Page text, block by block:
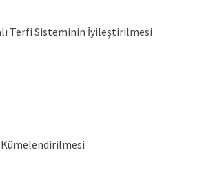
Terfi Sisteminin İyileştirilmesi